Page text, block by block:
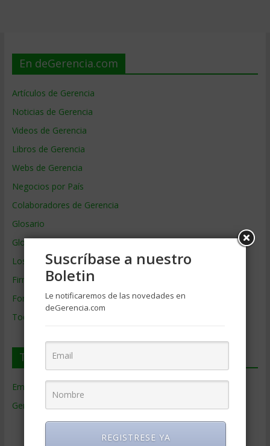
En deGerencia.com
Artículos de Gerencia
Noticias de Gerencia
Videos de Gerencia
Libros de Gerencia
Webs de Gerencia
Negocios por País
Colaboradores de Gerencia
Glosario
Glosario Inglés – Español
Los mejores MBA
Firmas de Gerencia
Formación de Gerencia
Todos los Temas
Temas de Gerencia
Empresas de Gerencia
Gerencia
Ciencias Económicas(80)
Suscríbase a nuestro
Boletin
Le notificaremos de las novedades en
deGerencia.com
REGISTRESE YA